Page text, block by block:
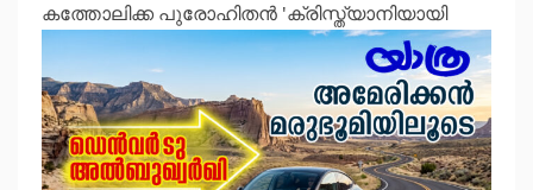
കത്തോലിക്ക പുരോഹിതന്‍ 'ക്രിസ്ത്യാനിയായി